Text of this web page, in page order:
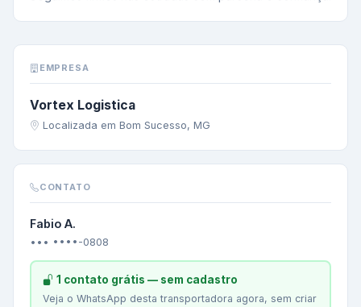
EMPRESA
Vortex Logistica
Localizada em Bom Sucesso, MG
CONTATO
Fabio A.
••• ••••-0808
1 contato grátis — sem cadastro
Veja o WhatsApp desta transportadora agora, sem criar